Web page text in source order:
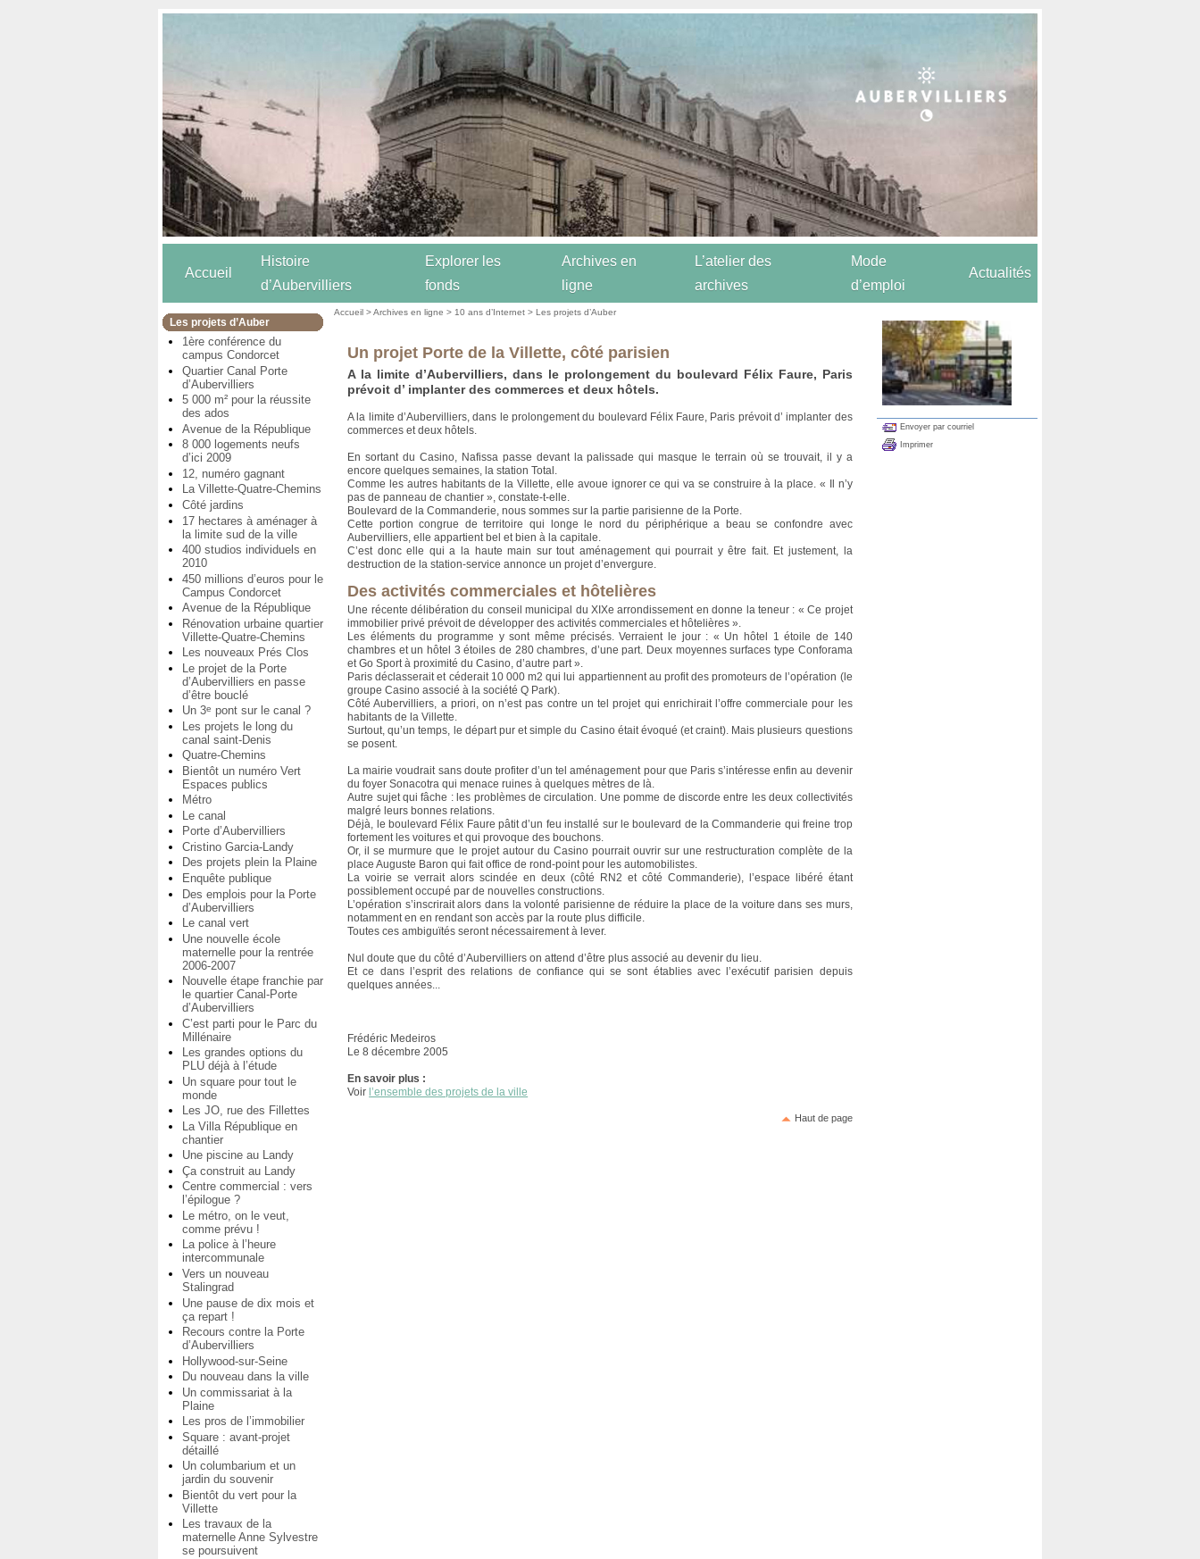
Accueil
Histoire
d’Aubervilliers
Explorer les
fonds
Archives en
ligne
L’atelier des
archives
Mode
d’emploi
Actualités
Les projets d’Auber
1ère conférence du
campus Condorcet
Quartier Canal Porte
d’Aubervilliers
5 000 m² pour la réussite
des ados
Avenue de la République
8 000 logements neufs
d’ici 2009
12, numéro gagnant
La Villette-Quatre-Chemins
Côté jardins
17 hectares à aménager à
la limite sud de la ville
400 studios individuels en
2010
450 millions d’euros pour le
Campus Condorcet
Avenue de la République
Rénovation urbaine quartier
Villette-Quatre-Chemins
Les nouveaux Prés Clos
Le projet de la Porte
d’Aubervilliers en passe
d’être bouclé
Un 3e pont sur le canal ?
Les projets le long du
canal saint-Denis
Quatre-Chemins
Bientôt un numéro Vert
Espaces publics
Métro
Le canal
Porte d’Aubervilliers
Cristino Garcia-Landy
Des projets plein la Plaine
Enquête publique
Des emplois pour la Porte
d’Aubervilliers
Le canal vert
Une nouvelle école
maternelle pour la rentrée
2006-2007
Nouvelle étape franchie par
le quartier Canal-Porte
d’Aubervilliers
C’est parti pour le Parc du
Millénaire
Les grandes options du
PLU déjà à l’étude
Un square pour tout le
monde
Les JO, rue des Fillettes
La Villa République en
chantier
Une piscine au Landy
Ça construit au Landy
Centre commercial : vers
l’épilogue ?
Le métro, on le veut,
comme prévu !
La police à l’heure
intercommunale
Vers un nouveau
Stalingrad
Une pause de dix mois et
ça repart !
Recours contre la Porte
d’Aubervilliers
Hollywood-sur-Seine
Du nouveau dans la ville
Un commissariat à la
Plaine
Les pros de l’immobilier
Square : avant-projet
détaillé
Un columbarium et un
jardin du souvenir
Bientôt du vert pour la
Villette
Les travaux de la
maternelle Anne Sylvestre
se poursuivent
Accueil >Archives en ligne > 10 ans d’Internet >Les projets d’Auber
Un projet Porte de la Villette, côté parisien
A la limite d’Aubervilliers, dans le prolongement du boulevard Félix Faure, Paris
prévoit d’ implanter des commerces et deux hôtels.
A la limite d’Aubervilliers, dans le prolongement du boulevard Félix Faure, Paris prévoit d’ implanter des
commerces et deux hôtels.
En sortant du Casino, Nafissa passe devant la palissade qui masque le terrain où se trouvait, il y a
encore quelques semaines, la station Total.
Comme les autres habitants de la Villette, elle avoue ignorer ce qui va se construire à la place. « Il n’y
pas de panneau de chantier », constate-t-elle.
Boulevard de la Commanderie, nous sommes sur la partie parisienne de la Porte.
Cette portion congrue de territoire qui longe le nord du périphérique a beau se confondre avec
Aubervilliers, elle appartient bel et bien à la capitale.
C’est donc elle qui a la haute main sur tout aménagement qui pourrait y être fait. Et justement, la
destruction de la station-service annonce un projet d’envergure.
Des activités commerciales et hôtelières
Une récente délibération du conseil municipal du XIXe arrondissement en donne la teneur : « Ce projet
immobilier privé prévoit de développer des activités commerciales et hôtelières ».
Les éléments du programme y sont même précisés. Verraient le jour : « Un hôtel 1 étoile de 140
chambres et un hôtel 3 étoiles de 280 chambres, d’une part. Deux moyennes surfaces type Conforama
et Go Sport à proximité du Casino, d’autre part ».
Paris déclasserait et céderait 10 000 m2 qui lui appartiennent au profit des promoteurs de l’opération (le
groupe Casino associé à la société Q Park).
Côté Aubervilliers, a priori, on n’est pas contre un tel projet qui enrichirait l’offre commerciale pour les
habitants de la Villette.
Surtout, qu’un temps, le départ pur et simple du Casino était évoqué (et craint). Mais plusieurs questions
se posent.
La mairie voudrait sans doute profiter d’un tel aménagement pour que Paris s’intéresse enfin au devenir
du foyer Sonacotra qui menace ruines à quelques mètres de là.
Autre sujet qui fâche : les problèmes de circulation. Une pomme de discorde entre les deux collectivités
malgré leurs bonnes relations.
Déjà, le boulevard Félix Faure pâtit d’un feu installé sur le boulevard de la Commanderie qui freine trop
fortement les voitures et qui provoque des bouchons.
Or, il se murmure que le projet autour du Casino pourrait ouvrir sur une restructuration complète de la
place Auguste Baron qui fait office de rond-point pour les automobilistes.
La voirie se verrait alors scindée en deux (côté RN2 et côté Commanderie), l’espace libéré étant
possiblement occupé par de nouvelles constructions.
L’opération s’inscrirait alors dans la volonté parisienne de réduire la place de la voiture dans ses murs,
notamment en en rendant son accès par la route plus difficile.
Toutes ces ambiguïtés seront nécessairement à lever.
Nul doute que du côté d’Aubervilliers on attend d’être plus associé au devenir du lieu.
Et ce dans l’esprit des relations de confiance qui se sont établies avec l’exécutif parisien depuis
quelques années...
Frédéric Medeiros
Le 8 décembre 2005
En savoir plus :
Voirl’ensemble des projets de la ville
Haut de page
Envoyer par courriel
Imprimer